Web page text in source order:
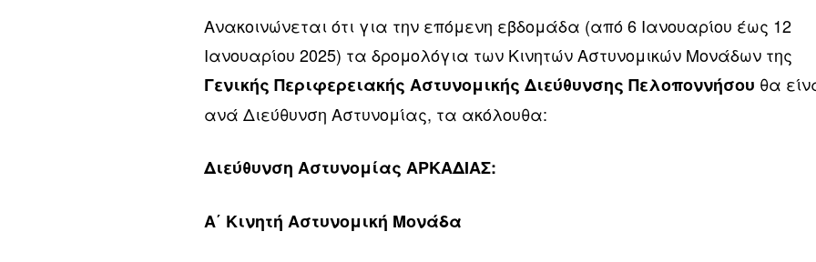
Ανακοινώνεται ότι για την επόμενη εβδομάδα (από 6 Ιανουαρίου έως 12
Ιανουαρίου 2025) τα δρομολόγια των Κινητών Αστυνομικών Μονάδων της
Γενικής Περιφερειακής Αστυνομικής Διεύθυνσης Πελοποννήσου θα
ανά Διεύθυνση Αστυνομίας, τα ακόλουθα:
Διεύθυνση Αστυνομίας ΑΡΚΑΔΙΑΣ:
Α΄ Κινητή Αστυνομική Μονάδα